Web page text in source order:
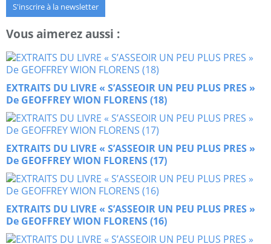
S'inscrire à la newsletter
Vous aimerez aussi :
EXTRAITS DU LIVRE « S’ASSEOIR UN PEU PLUS PRES »
De GEOFFREY WION FLORENS (18)
EXTRAITS DU LIVRE « S’ASSEOIR UN PEU PLUS PRES »
De GEOFFREY WION FLORENS (17)
EXTRAITS DU LIVRE « S’ASSEOIR UN PEU PLUS PRES »
De GEOFFREY WION FLORENS (16)